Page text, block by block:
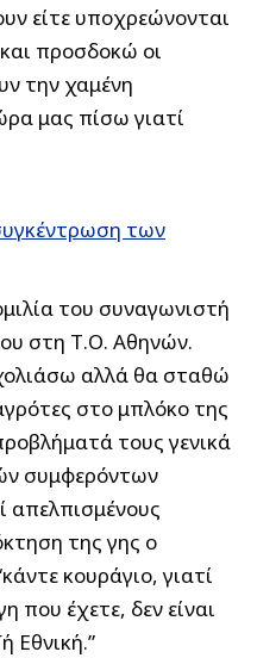
είτε υποχρεώνονται
προσδοκώ οι
την χαμένη
μας πίσω γιατί
των
του συναγωνιστή
στη Τ.Ο. Αθηνών.
αλλά θα σταθώ
στο μπλόκο της
τους γενικά
συμφερόντων
απελπισμένους
της γης ο
κουράγιο, γιατί
που έχετε, δεν είναι
Εθνική.”